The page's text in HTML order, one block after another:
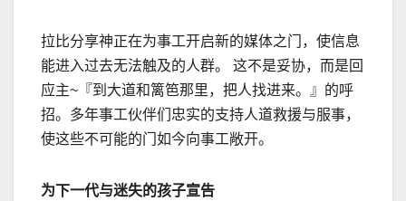
拉比分享神正在为事工开启新的媒体之门，使信息
能进入过去无法触及的人群。 这不是妥协，而是回
应主~ 『到大道和篱笆那里，把人找进来。』的呼
招。多年事工伙伴们忠实的支持人道救援与服事，
使这些不可能的门如今向事工敞开。
为下一代与迷失的孩子宣告